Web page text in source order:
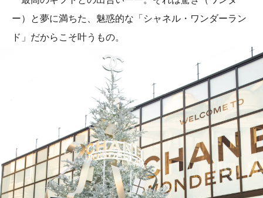
ー）と夢に満ちた、魅惑的な「シャネル・ワンダーラン
ド」だからこそ叶うもの。